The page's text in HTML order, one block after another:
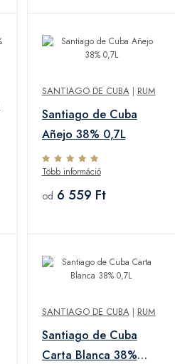
SANTIAGO DE CUBA| RUM
Santiago de Cuba
Añejo 38% 0,7L
Több információ
od 6 559 Ft
SANTIAGO DE CUBA| RUM
Santiago de Cuba
Carta Blanca 38%